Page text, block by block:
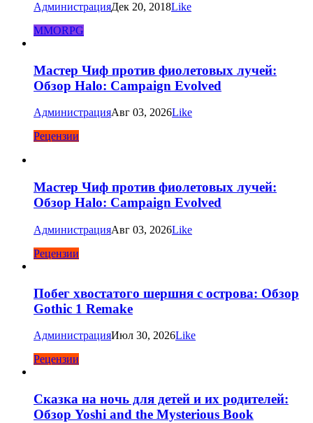
АдминистрацияДек 20, 2018Like
MMORPG
Мастер Чиф против фиолетовых лучей:
Обзор Halo: Campaign Evolved
АдминистрацияАвг 03, 2026Like
Рецензии
Мастер Чиф против фиолетовых лучей:
Обзор Halo: Campaign Evolved
АдминистрацияАвг 03, 2026Like
Рецензии
Побег хвостатого шершня с острова: Обзор
Gothic 1 Remake
АдминистрацияИюл 30, 2026Like
Рецензии
Сказка на ночь для детей и их родителей:
Обзор Yoshi and the Mysterious Book